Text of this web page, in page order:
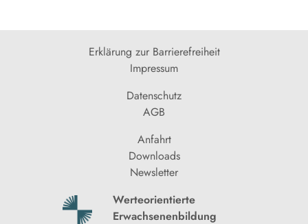
Erklärung zur Barrierefreiheit
Impressum
Datenschutz
AGB
Anfahrt
Downloads
Newsletter
Werteorientierte
Erwachsenenbildung